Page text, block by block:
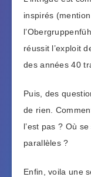
inspirés
réussit l’exploit
des années 40
Puis, des
de rien.
l’est pas ? Où
parallèles ?
Enfin, voila une